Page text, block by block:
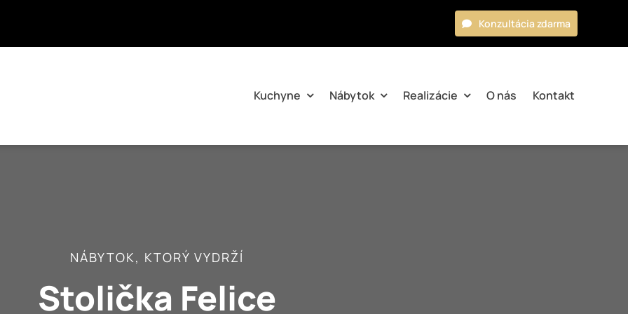
Konzultácia zdarma
Kuchyne Nábytok Realizácie O nás Kontakt
NÁBYTOK, KTORÝ VYDRŽÍ
Stolička Felice